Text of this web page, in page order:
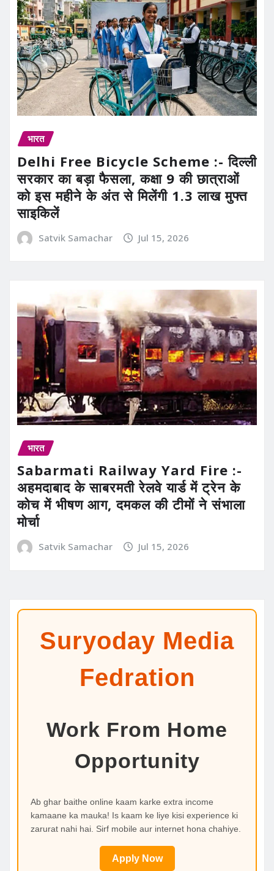
भारत
Delhi Free Bicycle Scheme :- दिल्ली
सरकार का बड़ा फैसला, कक्षा 9 की छात्राओं
को इस महीने के अंत से मिलेंगी 1.3 लाख मुफ्त
साइकिलें
Satvik Samachar Jul 15, 2026
भारत
Sabarmati Railway Yard Fire :-
अहमदाबाद के साबरमती रेलवे यार्ड में ट्रेन के
कोच में भीषण आग, दमकल की टीमों ने संभाला
मोर्चा
Satvik Samachar Jul 15, 2026
Suryoday Media
Fedration
Work From Home
Opportunity
Ab ghar baithe online kaam karke extra income
kamaane ka mauka! Is kaam ke liye kisi experience ki
zarurat nahi hai. Sirf mobile aur internet hona chahiye.
Apply Now